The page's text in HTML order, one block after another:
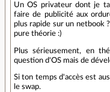
Un OS privateur dont je
faire de publicité aux
plus rapide sur un netbook
pure théorie :)
Plus sérieusement, en
question d'OS mais de
Si ton temps d'accès est
le swap.